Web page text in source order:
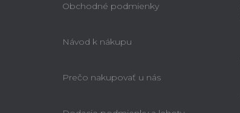
Obchodné podmienky
Návod k nákupu
Prečo nakupovať u nás